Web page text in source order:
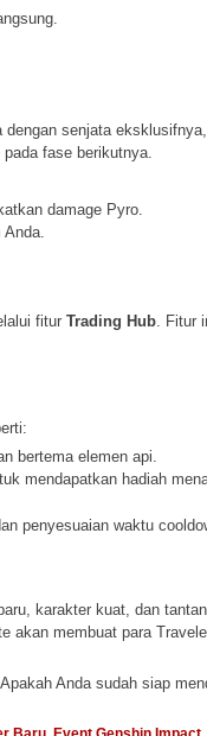
dengan senjata
fase berikutnya.
damage Pyro.
Anda.
fiturTrading Hub. Fitur
bertema elemen api.
mendapatkan hadiah
penyesuaian waktu
karakter kuat, dan
akan membuat para
Anda sudah siap